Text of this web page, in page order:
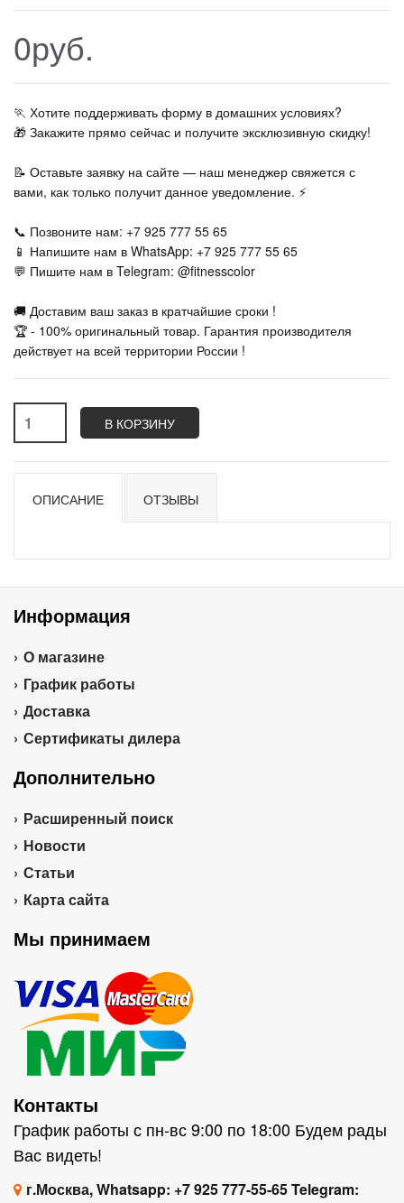
0руб.
🏃‍ Хотите поддерживать форму в домашних условиях?
🎁 Закажите прямо сейчас и получите эксклюзивную скидку!
📝 Оставьте заявку на сайте — наш менеджер свяжется с
вами, как только получит данное уведомление. ⚡
📞 Позвоните нам: +7 925 777 55 65
📱 Напишите нам в WhatsApp: +7 925 777 55 65
💬 Пишите нам в Telegram: @fitnesscolor
🚚 Доставим ваш заказ в кратчайшие сроки !
🏆 - 100% оригинальный товар. Гарантия производителя
действует на всей территории России !
В КОРЗИНУ
ОПИСАНИЕ ОТЗЫВЫ
Информация
О магазине
График работы
Доставка
Сертификаты дилера
Дополнительно
Расширенный поиск
Новости
Статьи
Карта сайта
Мы принимаем
Контакты
График работы с пн-вс 9:00 по 18:00 Будем рады
Вас видеть!
г.Москва, Whatsapp: +7 925 777-55-65 Telegram: